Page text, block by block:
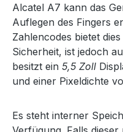
Alcatel A7 kann das
Auflegen des Fingers
Zahlencodes bietet
Sicherheit, ist jedoch
besitzt ein 5,5 Zoll
und einer Pixeldichte
Es steht interner